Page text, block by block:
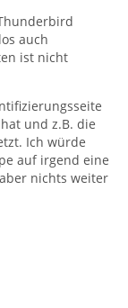
auch
ist nicht
und z.B. die
Ich würde
auf irgend eine
nichts weiter